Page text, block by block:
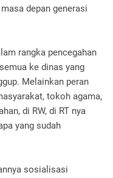
depan generasi
rangka pencegahan
ke dinas yang
Melainkan peran
tokoh agama,
di RW, di RT nya
yang sudah
sosialisasi